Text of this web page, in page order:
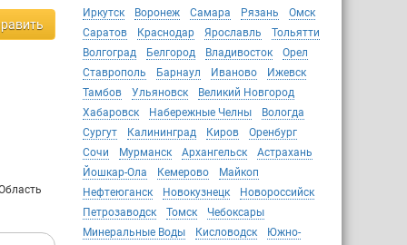
Иркутск
Воронеж Самара Рязань
Омск
Саратов
Краснодар Ярославль
Тольятти
Волгоград
Белгород Владивосток
Орел
Ставрополь
Барнаул Иваново
Ижевск
Тамбов
Ульяновск
Великий Новгород
Хабаровск
Набережные Челны
Вологда
Сургут
Калининград Киров
Оренбург
Сочи
Мурманск Архангельск
Астрахань
Йошкар-Ола
Кемерово
Майкоп
Нефтеюганск
Новокузнецк
Новороссийск
Петрозаводск
Томск
Чебоксары
Минеральные Воды
Кисловодск
Южно-